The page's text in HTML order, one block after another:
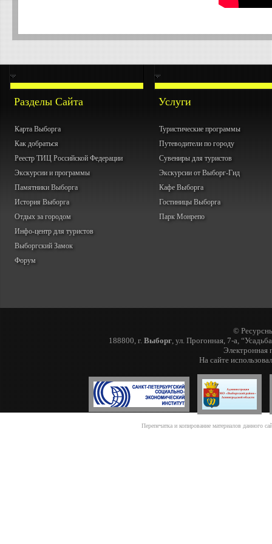
Разделы Сайта
Карта Выборга
Как добраться
Реестр ТИЦ Российской Федерации
Экскурсии и программы
Памятники Выборга
История Выборга
Отдых за городом
Инфо-центр для туристов
Выборгский Замок
Форум
Услуги
Туристические программы
Путеводители по городу
Сувениры для туристов
Экскурсии от Выборг-Гид
Кафе Выборга
Гостиницы Выборга
Парк Монрепо
©
188800, г.Выборг, ул. Прогонная, 7-а,
Электронная
На сайте
Перепечатка и копирование материалов данного
Открытая
кухня Анны